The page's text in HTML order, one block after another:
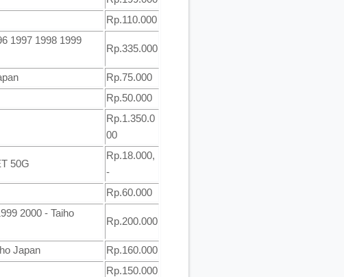
Rp.110.000
1997 1998 1999
Rp.335.000
Rp.75.000
Rp.50.000
Rp.1.350.0
00
50G
Rp.18.000,
-
Rp.60.000
2000 - Taiho
Rp.200.000
Japan
Rp.160.000
Rp.150.000